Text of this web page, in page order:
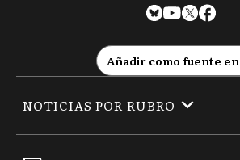
Añadir como fuente en
NOTICIAS POR RUBRO